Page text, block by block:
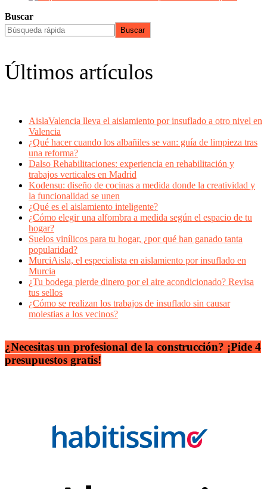
Buscar
Buscar
Últimos artículos
AislaValencia lleva el aislamiento por insuflado a otro nivel en
Valencia
¿Qué hacer cuando los albañiles se van: guía de limpieza tras
una reforma?
Dalso Rehabilitaciones: experiencia en rehabilitación y
trabajos verticales en Madrid
Kodensu: diseño de cocinas a medida donde la creatividad y
la funcionalidad se unen
¿Qué es el aislamiento inteligente?
¿Cómo elegir una alfombra a medida según el espacio de tu
hogar?
Suelos vinílicos para tu hogar, ¿por qué han ganado tanta
popularidad?
MurciAisla, el especialista en aislamiento por insuflado en
Murcia
¿Tu bodega pierde dinero por el aire acondicionado? Revisa
tus sellos
¿Cómo se realizan los trabajos de insuflado sin causar
molestias a los vecinos?
¿Necesitas un profesional de la construcción? ¡Pide 4
presupuestos gratis!